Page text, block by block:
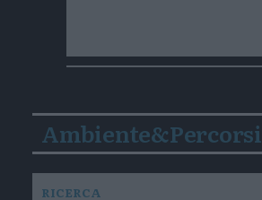
Ambiente&Percorsi
RICERCA